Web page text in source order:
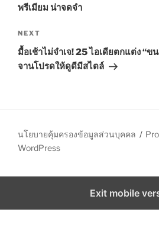
n
a
v
t
i
e
i
o
u
t
พรีเมียม น่าจดจำ
N
e
x
t
NEXT
มื้อเช้าไม่จำเจ! 25 ไอเดียตกแต่ง “ข
จานโปรดให้ดูดีมีสไตล์
นโยบายคุ้มครองข้อมูลส่วนบุคคล
WordPress
Exit mobile